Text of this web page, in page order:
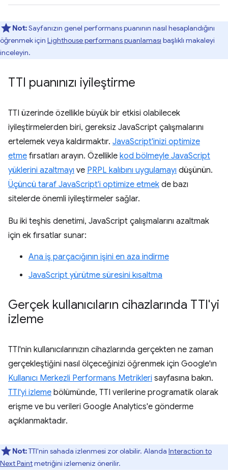
Not:Sayfanızın genel performans puanının nasıl hesaplandığını
öğrenmek için Lighthouse performans puanlaması başlıklı makaleyi
inceleyin.
TTI puanınızı iyileştirme
TTI üzerinde özellikle büyük bir etkisi olabilecek
iyileştirmelerden biri, gereksiz JavaScript çalışmalarını
ertelemek veya kaldırmaktır. JavaScript'inizi optimize
etme fırsatları arayın. Özellikle kod bölmeyle JavaScript
yüklerini azaltmayı ve PRPL kalıbını uygulamayı düşünün.
Üçüncü taraf JavaScript'i optimize etmek de bazı
sitelerde önemli iyileştirmeler sağlar.
Bu iki teşhis denetimi, JavaScript çalışmalarını azaltmak
için ek fırsatlar sunar:
Ana iş parçacığının işini en aza indirme
JavaScript yürütme süresini kısaltma
Gerçek kullanıcıların cihazlarında TTI'yi
izleme
TTI'nin kullanıcılarınızın cihazlarında gerçekten ne zaman
gerçekleştiğini nasıl ölçeceğinizi öğrenmek için Google'ın
Kullanıcı Merkezli Performans Metrikleri sayfasına bakın.
TTI'yi izleme bölümünde, TTI verilerine programatik olarak
erişme ve bu verileri Google Analytics'e gönderme
açıklanmaktadır.
Not:TTI'nin sahada izlenmesi zor olabilir. Alanda Interaction to
Next Paintmetriğini izlemeniz önerilir.